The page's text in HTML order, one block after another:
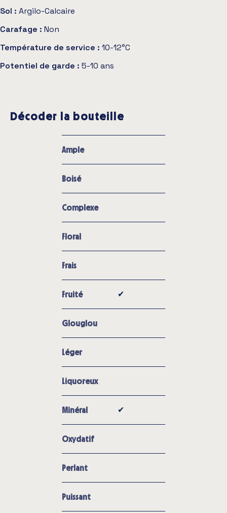
Sol : Argilo-Calcaire
Carafage : Non
Température de service : 10-12°C
Potentiel de garde : 5-10 ans
Décoder la bouteille
Ample
Boisé
Complexe
Floral
Frais
Fruité ✔︎
Glouglou
Léger
Liquoreux
Minéral ✔︎
Oxydatif
Perlant
Puissant